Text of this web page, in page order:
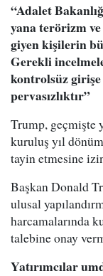
“Adalet
yana terörizm
giyen kişilerin
Gerekli
kontrolsüz
pervasızlıktır”
Trump, geçmişte
kuruluş yıl
tayin etmesine
Başkan Donald
ulusal
harcamalarında
talebine onay
Yatırımcılar